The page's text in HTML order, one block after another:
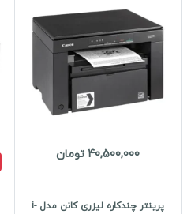
40,500,000 تومان
پرینتر چندکاره لیزری کانن مدل i-